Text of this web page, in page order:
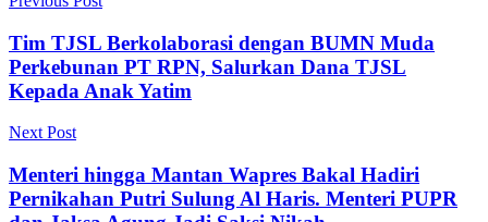
Tim TJSL Berkolaborasi dengan BUMN Muda
Perkebunan PT RPN, Salurkan Dana TJSL
Kepada Anak Yatim
Next Post
Menteri hingga Mantan Wapres Bakal Hadiri
Pernikahan Putri Sulung Al Haris. Menteri PUPR